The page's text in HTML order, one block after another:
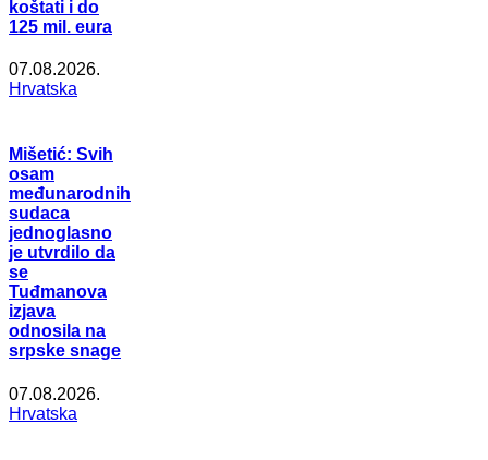
koštati i do
125 mil. eura
07.08.2026.
Hrvatska
Mišetić: Svih
osam
međunarodnih
sudaca
jednoglasno
je utvrdilo da
se
Tuđmanova
izjava
odnosila na
srpske snage
07.08.2026.
Hrvatska